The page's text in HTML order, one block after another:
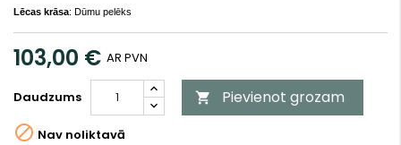
Lēcas krāsa: Dūmu pelēks
103,00 € AR PVN
Daudzums  Pievienot grozam
 Nav noliktavā